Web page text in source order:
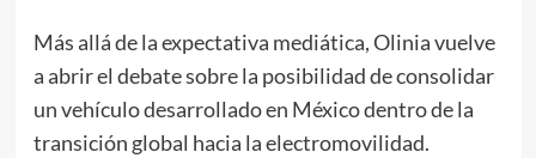
Más allá de la expectativa mediática, Olinia vuelve
a abrir el debate sobre la posibilidad de consolidar
un vehículo desarrollado en México dentro de la
transición global hacia la electromovilidad.